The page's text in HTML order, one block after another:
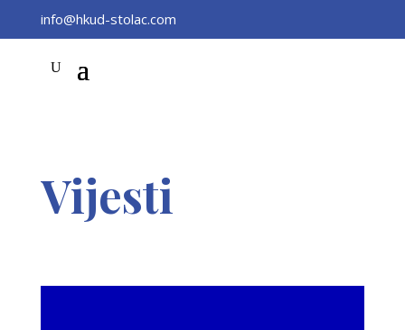
info@hkud-stolac.com
Vijesti